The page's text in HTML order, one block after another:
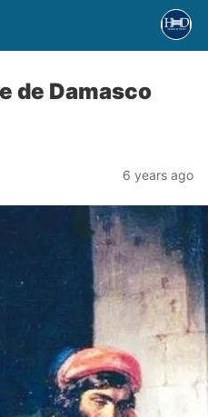
de Damasco
6 years ago